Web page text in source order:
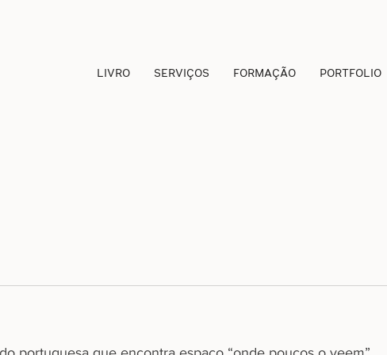
LIVRO SERVIÇOS FORMAÇÃO PORTFOLIO